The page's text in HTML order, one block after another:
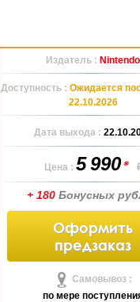
Издатель : Nintendo
Доступность : Ожидается
22.10.2026
Дата выхода :
Цена : 5 990*
+ 180 Бонусных
Оформить
предзаказ
Самовывоз :
по мере